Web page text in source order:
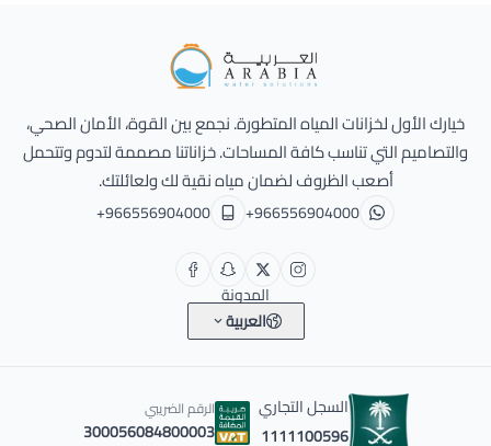
خيارك الأول لخزانات المياه المتطورة. نجمع بين القوة، الأمان الصحي،
والتصاميم التي تناسب كافة المساحات. خزاناتنا مصممة لتدوم وتتحمل
أصعب الظروف لضمان مياه نقية لك ولعائلتك.
+966556904000
+966556904000
المدونة
العربية
السجل التجاري
1111100596
الرقم الضريبي
300056084800003